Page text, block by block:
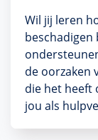
Wil jij leren
beschadigen
de oorzaken
die het heeft
jou als